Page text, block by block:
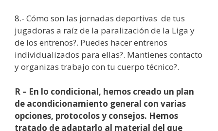
8.- Cómo son las jornadas deportivas de tus
jugadoras a raíz de la paralización de la Liga y
de los entrenos?. Puedes hacer entrenos
individualizados para ellas?. Mantienes contacto
y organizas trabajo con tu cuerpo técnico?.
R – En lo condicional, hemos creado un plan
de acondicionamiento general con varias
opciones, protocolos y consejos. Hemos
tratado de adaptarlo al material del que